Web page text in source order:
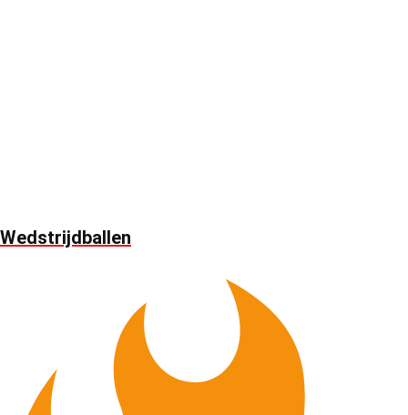
Wedstrijdballen